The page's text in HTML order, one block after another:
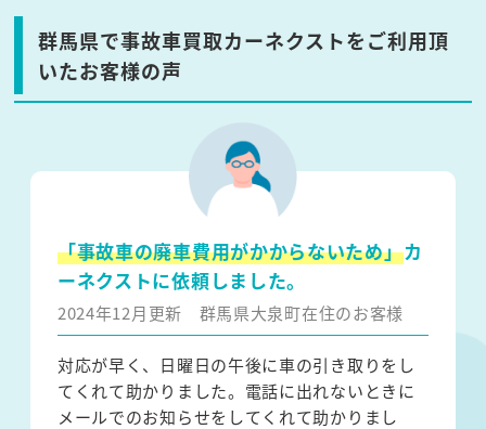
群馬県で事故車買取カーネクストをご利用頂
いたお客様の声
「事故車の廃車費用がかからないため」カ
ーネクストに依頼しました。
2024年12月更新 群馬県大泉町在住のお客様
対応が早く、日曜日の午後に車の引き取りをし
てくれて助かりました。電話に出れないときに
メールでのお知らせをしてくれて助かりまし